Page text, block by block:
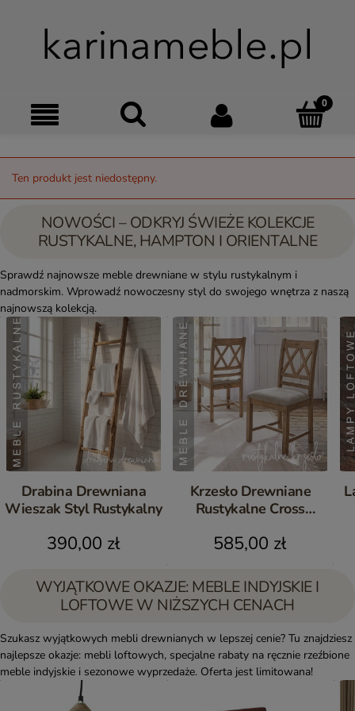
Menu Szukaj Moje
Ten produkt jest niedostępny.
NOWOŚCI – ODKRYJ ŚWIEŻE KOLEKCJE
RUSTYKALNE, HAMPTON I ORIENTALNE
Sprawdź najnowsze meble drewniane w stylu rustykalnym i
nadmorskim. Wprowadź nowoczesny styl do swojego wnętrza z naszą
najnowszą kolekcją.
Drabina Drewniana
Wieszak Styl Rustykalny
390,00 zł
Krzesło Drewniane
Rustykalne Cross
585,00 zł
WYJĄTKOWE OKAZJE: MEBLE INDYJSKIE I
LOFTOWE W NIŻSZYCH CENACH
Szukasz wyjątkowych mebli drewnianych w lepszej cenie? Tu znajdziesz
najlepsze okazje: mebli loftowych, specjalne rabaty na ręcznie rzeźbione
meble indyjskie i sezonowe wyprzedaże. Oferta jest limitowana!